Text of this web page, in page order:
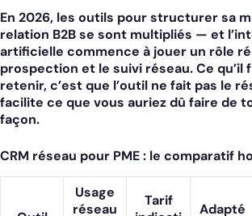
En 2026, les outils pour structurer sa
relation B2B se sont multipliés — et
artificielle commence à jouer un rôle
prospection et le suivi réseau. Ce qu’il
retenir, c’est que l’outil ne fait pas le
facilite ce que vous auriez dû faire de
façon.
CRM réseau pour PME : le comparatif
Usage
réseau
Tarif
Adapté